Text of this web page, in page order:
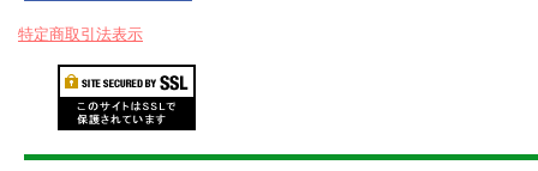
特定商取引法表示